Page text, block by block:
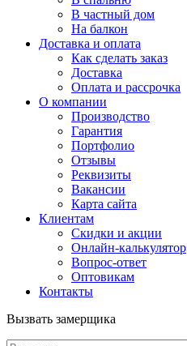
В частный дом
На балкон
Доставка и оплата
Как сделать заказ
Доставка
Оплата и рассрочка
О компании
Производство
Гарантия
Портфолио
Отзывы
Реквизиты
Вакансии
Карта сайта
Клиентам
Скидки и акции
Онлайн-калькулятор
Вопрос-ответ
Оптовикам
Контакты
Вызвать замерщика